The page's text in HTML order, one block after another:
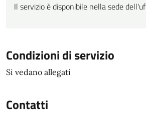
Il servizio è disponibile nella sede
Condizioni di servizio
Si vedano allegati
Contatti